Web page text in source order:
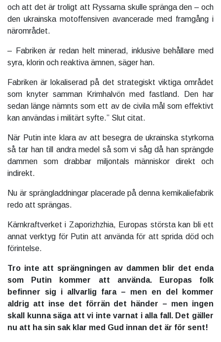
och att det är troligt att Ryssarna skulle spränga den – och
den ukrainska motoffensiven avancerade med framgång i
närområdet.
– Fabriken är redan helt minerad, inklusive behållare med
syra, klorin och reaktiva ämnen, säger han.
Fabriken är lokaliserad på det strategiskt viktiga området
som knyter samman Krimhalvön med fastland. Den har
sedan länge nämnts som ett av de civila mål som effektivt
kan användas i militärt syfte.” Slut citat.
När Putin inte klara av att besegra de ukrainska styrkorna
så tar han till andra medel så som vi såg då han sprängde
dammen som drabbar miljontals människor direkt och
indirekt.
Nu är sprängladdningar placerade på denna kemikaliefabrik
redo att sprängas.
Kärnkraftverket i Zaporizhzhia, Europas största kan bli ett
annat verktyg för Putin att använda för att sprida död och
förintelse.
Tro inte att sprängningen av dammen blir det enda
som Putin kommer att använda. Europas folk
befinner sig i allvarlig fara – men en del kommer
aldrig att inse det förrän det händer – men ingen
skall kunna säga att vi inte varnat i alla fall. Det gäller
nu att ha sin sak klar med Gud innan det är för sent!